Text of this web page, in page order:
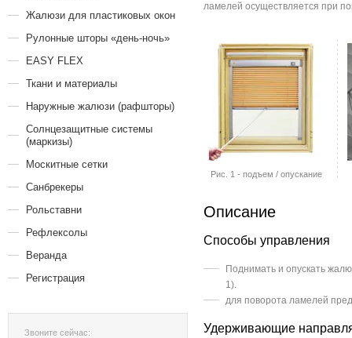
Жалюзи для пластиковых окон
Рулонные шторы «день-ночь»
EASY FLEX
Ткани и материалы
Наружные жалюзи (рафшторы)
Солнцезащитные системы
(маркизы)
Москитные сетки
Санбрекеры
Рольставни
Рефлексолы
Веранда
Регистрация
Звоните сейчас:
ламелей осуществляется при
Рис. 1 - подъем / опускание
Описание
Способы управления
Поднимать и опускать
1).
для поворота ламелей
Удерживающие